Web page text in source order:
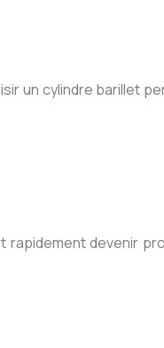
un cylindre barillet
devenir